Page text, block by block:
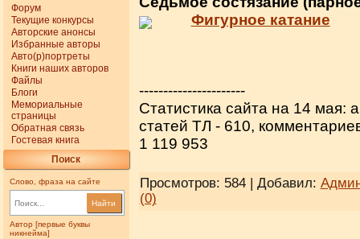
Форум
Текущие конкурсы
Авторские анонсы
Избранные авторы
Авто(р)портреты
Книги наших авторов
Файлы
Блоги
Мемориальные
страницы
Обратная связь
Гостевая книга
Поиск
Слово, фраза на сайте
Найти
Автор [первые буквы
никнейма]
Фигурное катание
----------------------
Статистика сайта на 14 мая:
статей ТЛ - 610,
1 119 953
Просмотров: 584 | Добавил:
(0)